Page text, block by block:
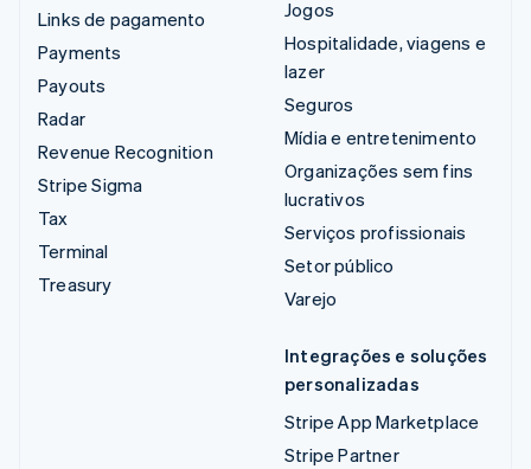
Links de pagamento
Payments
Payouts
Radar
Revenue Recognition
Stripe Sigma
Tax
Terminal
Treasury
Jogos
Hospitalidade, viagens e
lazer
Seguros
Mídia e entretenimento
Organizações sem fins
lucrativos
Serviços profissionais
Setor público
Varejo
Integrações e soluções
personalizadas
Stripe App Marketplace
Stripe Partner